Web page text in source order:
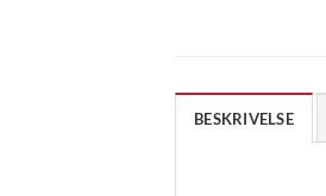
BESKRIVELSE